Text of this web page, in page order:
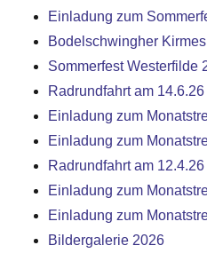
Einladung zum
Bodelschwingher Kirmes
Sommerfest Westerfilde
Radrundfahrt am
Einladung zum
Einladung zum
Radrundfahrt am
Einladung zum
Einladung zum
Bildergalerie 2026